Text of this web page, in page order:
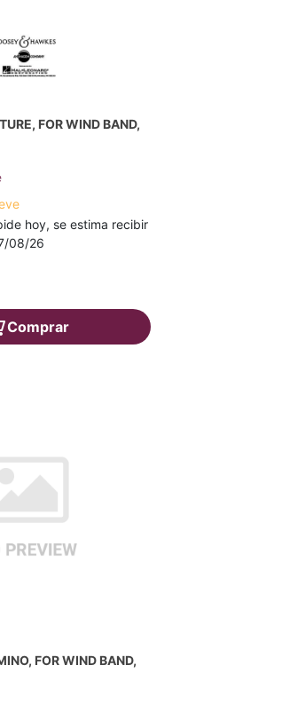
FOR WIND BAND,
hoy, se estima recibir
08/26
Comprar
FOR WIND BAND,